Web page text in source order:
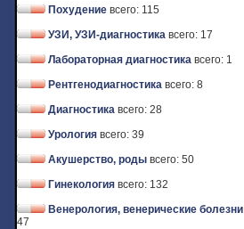
Похудение всего: 115
УЗИ, УЗИ-диагностика всего: 17
Лабораторная диагностика всего: 1
Рентгенодиагностика всего: 8
Диагностика всего: 28
Урология всего: 39
Акушерство, роды всего: 50
Гинекология всего: 132
Венерология, венерические болезни
47